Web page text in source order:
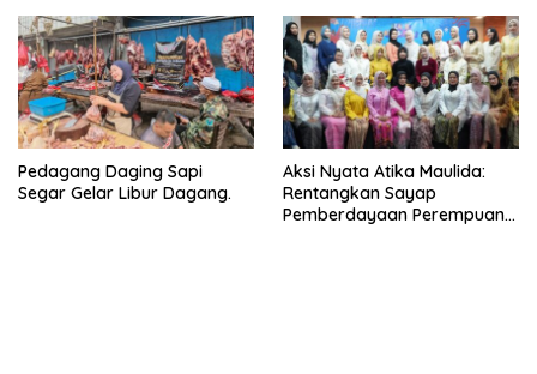
Emas 2045.
Pedagang Daging Sapi
Segar Gelar Libur Dagang.
Aksi Nyata Atika Maulida:
Rentangkan Sayap
Pemberdayaan Perempuan